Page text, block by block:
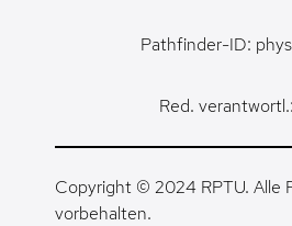
Pathfinder-ID:
Red. verantwortl.:
Copyright © 2024 RPTU. Alle
vorbehalten.